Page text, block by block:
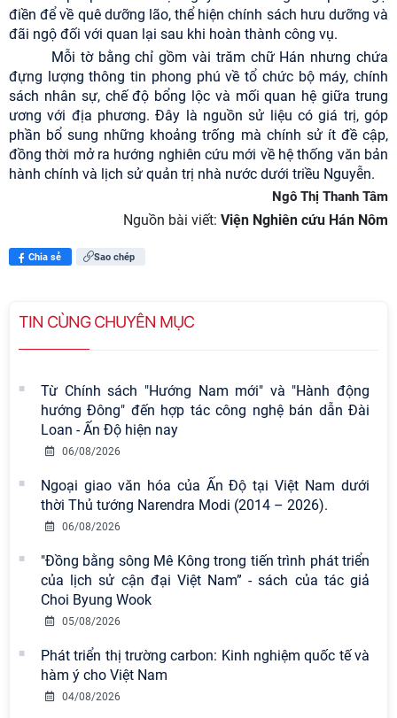
điền để về quê dưỡng lão, thể hiện chính sách hưu dưỡng và
đãi ngộ đối với quan lại sau khi hoàn thành công vụ.
Mỗi tờ bằng chỉ gồm vài trăm chữ Hán nhưng chứa
đựng lượng thông tin phong phú về tổ chức bộ máy, chính
sách nhân sự, chế độ bổng lộc và mối quan hệ giữa trung
ương với địa phương. Đây là nguồn sử liệu có giá trị, góp
phần bổ sung những khoảng trống mà chính sử ít đề cập,
đồng thời mở ra hướng nghiên cứu mới về hệ thống văn bản
hành chính và lịch sử quản trị nhà nước dưới triều Nguyễn.
Ngô Thị Thanh Tâm
Nguồn bài viết: Viện Nghiên cứu Hán Nôm
Chia sẻ Sao chép
TIN CÙNG CHUYÊN MỤC
Từ Chính sách "Hướng Nam mới" và "Hành động
hướng Đông" đến hợp tác công nghệ bán dẫn Đài
Loan - Ấn Độ hiện nay
06/08/2026
Ngoại giao văn hóa của Ấn Độ tại Việt Nam dưới
thời Thủ tướng Narendra Modi (2014 – 2026).
06/08/2026
"Đồng bằng sông Mê Kông trong tiến trình phát triển
của lịch sử cận đại Việt Nam” - sách của tác giả
Choi Byung Wook
05/08/2026
Phát triển thị trường carbon: Kinh nghiệm quốc tế và
hàm ý cho Việt Nam
04/08/2026
Viện Hàn lâm Khoa học xã hội Việt
Nam có 02 tác phẩm đạt giải khuyến
khích tại Cuộc thi chính luận bảo vệ
nền tảng tư tưởng của Đảng năm
2026
Chi bộ Viện Sử học tổ chức Tọa đàm
chuyên đề: Đẩy mạnh học tập, thực
hành tư tưởng, đạo đức, phương